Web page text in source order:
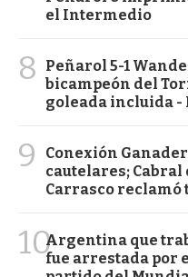
el Intermedio
8
Peñarol 5-1
bicampeón del
goleada incluida -
9
Conexión
cautelares;
Carrasco reclamó
10Argentina que
fue arrestada por